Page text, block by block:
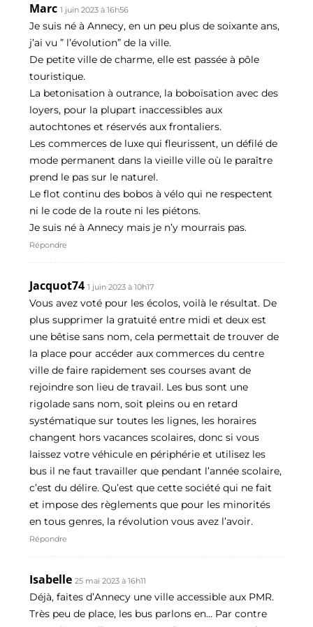
Marc 1 juin 2023 à 16h56
Je suis né à Annecy, en un peu plus de soixante ans,
j’ai vu ” l’évolution” de la ville.
De petite ville de charme, elle est passée à pôle
touristique.
La betonisation à outrance, la boboïsation avec des
loyers, pour la plupart inaccessibles aux
autochtones et réservés aux frontaliers.
Les commerces de luxe qui fleurissent, un défilé de
mode permanent dans la vieille ville où le paraître
prend le pas sur le naturel.
Le flot continu des bobos à vélo qui ne respectent
ni le code de la route ni les piétons.
Je suis né à Annecy mais je n’y mourrais pas.
Répondre
Jacquot74 1 juin 2023 à 10h17
Vous avez voté pour les écolos, voilà le résultat. De
plus supprimer la gratuité entre midi et deux est
une bêtise sans nom, cela permettait de trouver de
la place pour accéder aux commerces du centre
ville de faire rapidement ses courses avant de
rejoindre son lieu de travail. Les bus sont une
rigolade sans nom, soit pleins ou en retard
systématique sur toutes les lignes, les horaires
changent hors vacances scolaires, donc si vous
laissez votre véhicule en périphérie et utilisez les
bus il ne faut travailler que pendant l’année scolaire,
c’est du délire. Qu’est que cette société qui ne fait
et impose des règlements que pour les minorités
en tous genres, la révolution vous avez l’avoir.
Répondre
Isabelle 25 mai 2023 à 16h11
Déjà, faites d’Annecy une ville accessible aux PMR.
Très peu de place, les bus parlons en… Par contre